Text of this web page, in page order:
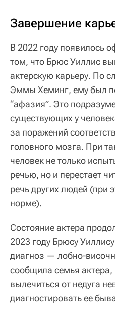
Завершение
В 2022 году появилось
том, что Брюс Уиллис
актерскую карьеру. По
Эммы Хеминг, ему был
“афазия”. Это
существующих у
за поражений
головного мозга. При
человек не только
речью, но и перестает
речь других людей (при
норме).
Состояние актера
2023 году Брюсу
диагноз — лобно-
сообщила семья актера,
вылечиться от недуга
диагностировать ее